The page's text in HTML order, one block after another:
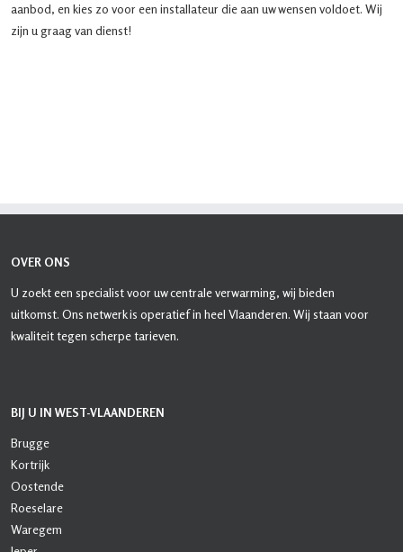
aanbod, en kies zo voor een installateur die aan uw wensen voldoet. Wij
zijn u graag van dienst!
OVER ONS
U zoekt een specialist voor uw centrale verwarming, wij bieden
uitkomst. Ons netwerk is operatief in heel Vlaanderen. Wij staan voor
kwaliteit tegen scherpe tarieven.
BIJ U IN WEST-VLAANDEREN
Brugge
Kortrijk
Oostende
Roeselare
Waregem